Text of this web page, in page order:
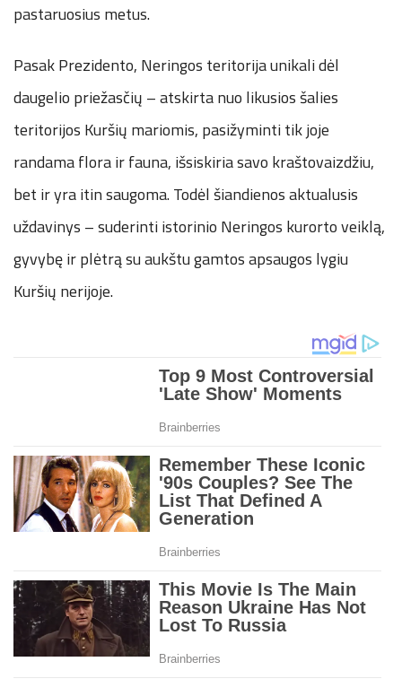
pastaruosius metus.
Pasak Prezidento, Neringos teritorija unikali dėl
daugelio priežasčių – atskirta nuo likusios šalies
teritorijos Kuršių mariomis, pasižyminti tik joje
randama flora ir fauna, išsiskiria savo kraštovaizdžiu,
bet ir yra itin saugoma. Todėl šiandienos aktualusis
uždavinys – suderinti istorinio Neringos kurorto veiklą,
gyvybę ir plėtrą su aukštu gamtos apsaugos lygiu
Kuršių nerijoje.